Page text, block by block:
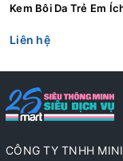
Kem Bôi Da Trẻ Em
Liên hệ
CÔNG TY TNHH